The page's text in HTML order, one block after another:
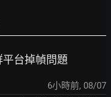
台掉幀問題
6小時前, 08/07